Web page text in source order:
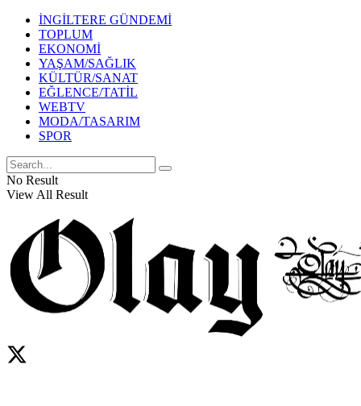
İNGİLTERE GÜNDEMİ
TOPLUM
EKONOMİ
YAŞAM/SAĞLIK
KÜLTÜR/SANAT
EĞLENCE/TATİL
WEBTV
MODA/TASARIM
SPOR
No Result
View All Result